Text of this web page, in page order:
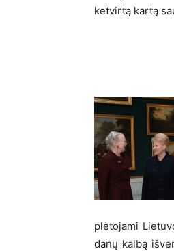
ketvirtą kartą
plėtojami
danų kalbą